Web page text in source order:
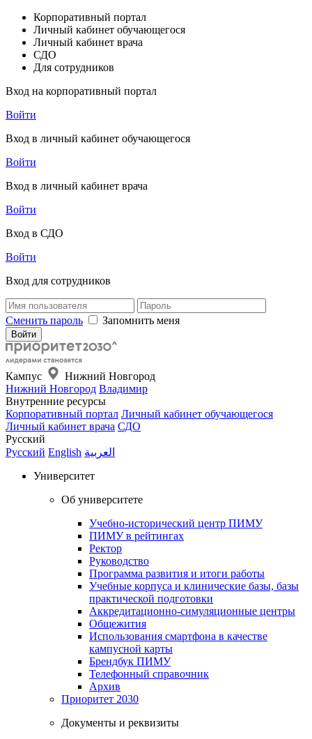
Корпоративный портал
Личный кабинет обучающегося
Личный кабинет врача
СДО
Для сотрудников
Вход на корпоративный портал
Войти
Вход в личный кабинет обучающегося
Войти
Вход в личный кабинет врача
Войти
Вход в СДО
Войти
Вход для сотрудников
Сменить пароль Запомнить меня
Кампус
Нижний Новгород
Нижний Новгород Владимир
Внутренние ресурсы
Корпоративный портал Личный кабинет обучающегося
Личный кабинет врача СДО
Русский
Русский English العربية
Университет
Об университете
Учебно-исторический центр ПИМУ
ПИМУ в рейтингах
Ректор
Руководство
Программа развития и итоги работы
Учебные корпуса и клинические базы, базы
практической подготовки
Аккредитационно-симуляционные центры
Общежития
Использования смартфона в качестве
кампусной карты
Брендбук ПИМУ
Телефонный справочник
Архив
Приоритет 2030
Документы и реквизиты